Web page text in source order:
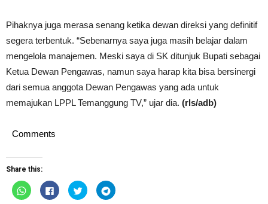
Pihaknya juga merasa senang ketika dewan direksi yang definitif
segera terbentuk. “Sebenarnya saya juga masih belajar dalam
mengelola manajemen. Meski saya di SK ditunjuk Bupati sebagai
Ketua Dewan Pengawas, namun saya harap kita bisa bersinergi
dari semua anggota Dewan Pengawas yang ada untuk
memajukan LPPL Temanggung TV,” ujar dia. (rls/adb)
Comments
Share this:
Click
to
Click
to
Click
to
Click
to